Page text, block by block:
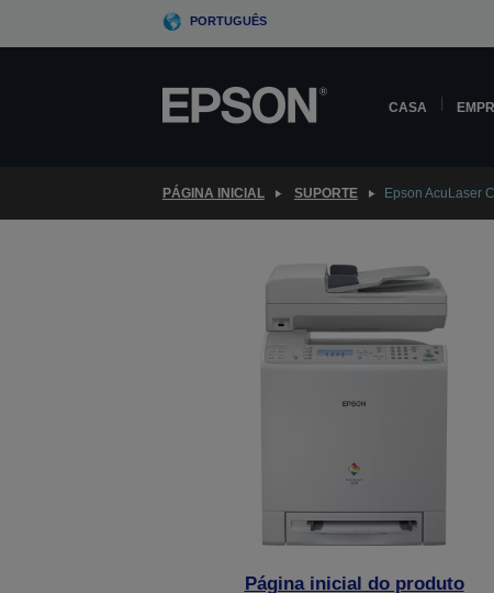
PORTUGUÊS
CASA
PÁGINA INICIAL SUPORTE Epson AcuLaser
Página inicial do produto